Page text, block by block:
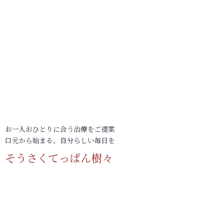
お一人おひとりに合う治療をご提案
口元から始まる、自分らしい毎日を
そうさくてっぱん樹々